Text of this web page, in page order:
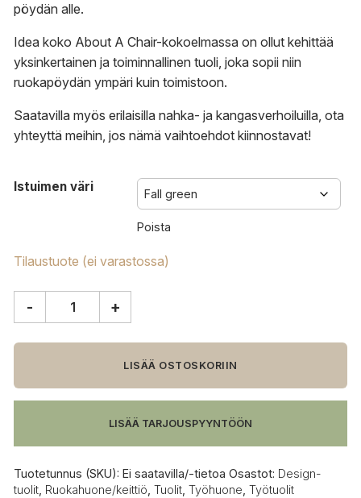
pöydän alle.
Idea koko About A Chair-kokoelmassa on ollut kehittää
yksinkertainen ja toiminnallinen tuoli, joka sopii niin
ruokapöydän ympäri kuin toimistoon.
Saatavilla myös erilaisilla nahka- ja kangasverhoiluilla, ota
yhteyttä meihin, jos nämä vaihtoehdot kiinnostavat!
Istuimen väri
Poista
Tilaustuote (ei varastossa)
A
AAC212
tuoli,
määrä
- +
LISÄÄ OSTOSKORIIN
LISÄÄ TARJOUSPYYNTÖÖN
Tuotetunnus (SKU): Ei saatavilla/-tietoa Osastot: Design-
tuolit Ruokahuone/keittiö Tuolit Työhuone Työtuolit